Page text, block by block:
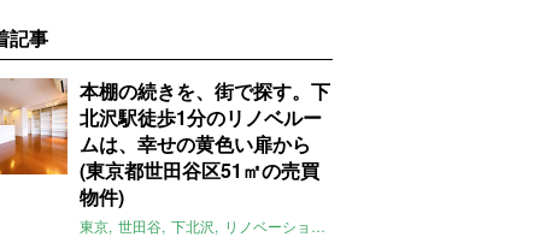
記事
本棚の続きを、街で探す。下
北沢駅徒歩1分のリノベルー
ムは、幸せの黄色い扉から
(東京都世田谷区51㎡の売買
物件)
東京 世田谷 下北沢 リノベーション